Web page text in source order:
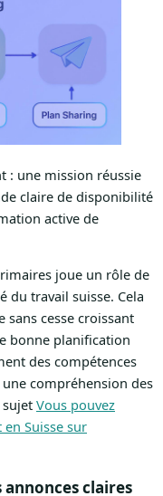
: une mission réussie
claire de disponibilité
active de
joue un rôle de
du travail suisse. Cela
cesse croissant
bonne planification
des compétences
compréhension des
Vous pouvez
Suisse sur
annonces claires